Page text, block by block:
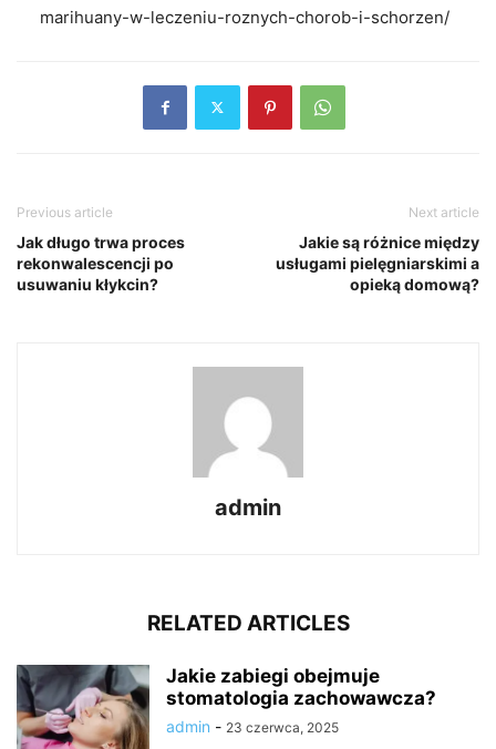
marihuany-w-leczeniu-roznych-chorob-i-schorzen/
Previous article
Jak długo trwa proces
rekonwalescencji po
usuwaniu kłykcin?
Next article
Jakie są różnice między
usługami pielęgniarskimi a
opieką domową?
admin
RELATED ARTICLES
Jakie zabiegi obejmuje
stomatologia zachowawcza?
admin - 23 czerwca, 2025